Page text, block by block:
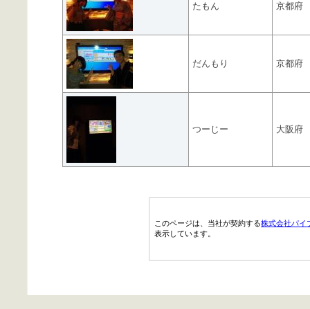
たもん 京都府
だんもり 京都府
つーじー 大阪府
このページは、当社が契約する株式会社パイ
表示しています。